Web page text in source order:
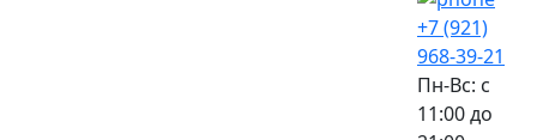
+7 (921)
968-39-21
Пн-Вс: c
11:00 до